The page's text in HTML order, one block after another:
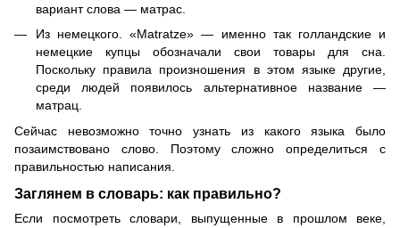
вариант слова — матрас.
Из немецкого. «Matratze» — именно так голландские и
немецкие купцы обозначали свои товары для сна.
Поскольку правила произношения в этом языке другие,
среди людей появилось альтернативное название —
матрац.
Сейчас невозможно точно узнать из какого языка было
позаимствовано слово. Поэтому сложно определиться с
правильностью написания.
Заглянем в словарь: как правильно?
Если посмотреть словари, выпущенные в прошлом веке,